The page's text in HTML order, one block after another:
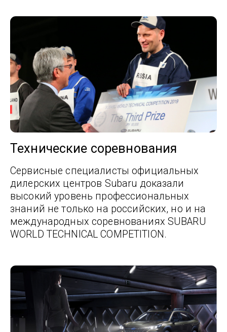
Технические соревнования
Сервисные специалисты официальных
дилерских центров Subaru доказали
высокий уровень профессиональных
знаний не только на российских, но и на
международных соревнованиях SUBARU
WORLD TECHNICAL COMPETITION.